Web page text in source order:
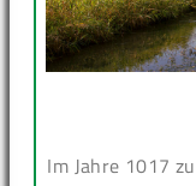
Im Jahre 1017